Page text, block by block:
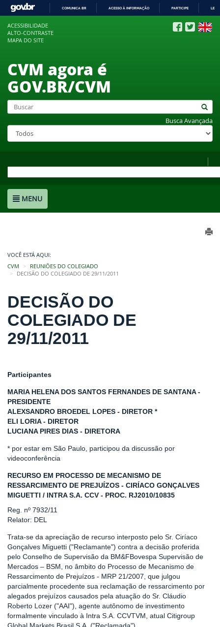
COMUNICA BR ACESSO À INFORMAÇÃO PARTICIPE
ACESSIBILIDADE
ALTO-CONTRASTE
MAPA DO SITE
CVM agora é
GOV.BR/CVM
Busca Avançada
MENU
VOCÊ ESTÁ AQUI:
CVM
REUNIÕES DO COLEGIADO
DECISÃO DO COLEGIADO DE 29/11/2011
DECISÃO DO
COLEGIADO DE
29/11/2011
Participantes
MARIA HELENA DOS SANTOS FERNANDES DE SANTANA -
PRESIDENTE
ALEXSANDRO BROEDEL LOPES - DIRETOR *
ELI LORIA - DIRETOR
LUCIANA PIRES DIAS - DIRETORA
* por estar em São Paulo, participou da discussão por
videoconferência
RECURSO EM PROCESSO DE MECANISMO DE
RESSARCIMENTO DE PREJUÍZOS - CIRÍACO GONÇALVES
MIGUETTI / INTRA S.A. CCV - PROC. RJ2010/10835
Reg. nº 7932/11
Relator: DEL
Trata-se da apreciação de recurso interposto pelo Sr. Ciríaco
Gonçalves Miguetti ("Reclamante") contra a decisão proferida
pelo Conselho de Supervisão da BM&FBovespa Supervisão de
Mercados – BSM, no âmbito do Processo de Mecanismo de
Ressarcimento de Prejuízos - MRP 21/2007, que julgou
parcialmente procedente sua reclamação de ressarcimento por
alegados prejuízos causados pela atuação do Sr. Cláudio
Roberto Lozer ("AAI"), agente autônomo de investimento
formalmente vinculado à Intra S.A. CCVTVM, atual Citigroup